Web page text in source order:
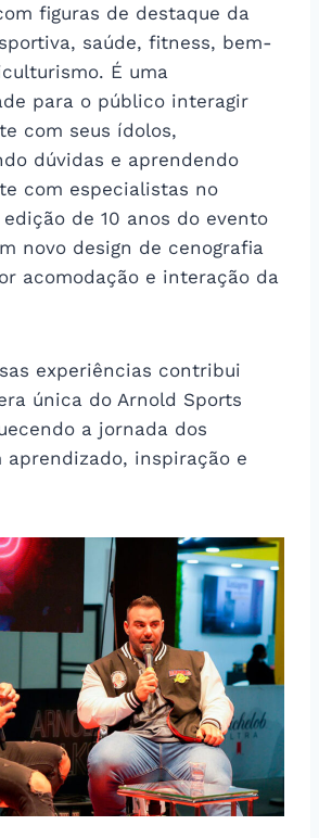
figuras de destaque da
saúde, fitness, bem-
É uma
para o público interagir
com seus ídolos,
dúvidas e aprendendo
com especialistas no
edição de 10 anos do evento
novo design de cenografia
acomodação e interação da
experiências contribui
única do Arnold Sports
a jornada dos
inspiração e